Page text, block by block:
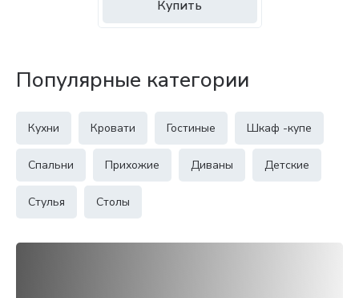
Купить
Популярные категории
Кухни Кровати Гостиные Шкаф -купе
Спальни Прихожие Диваны Детские
Стулья Столы